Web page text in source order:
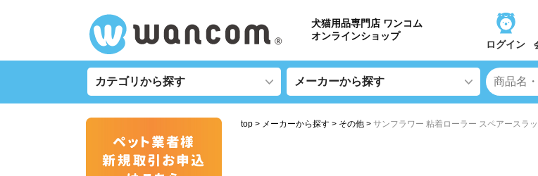
犬猫用品専門店 ワンコム
オンラインショップ
ログイン
top メーカーから探す その他 サンフラワー 粘着ローラー スペアースラ